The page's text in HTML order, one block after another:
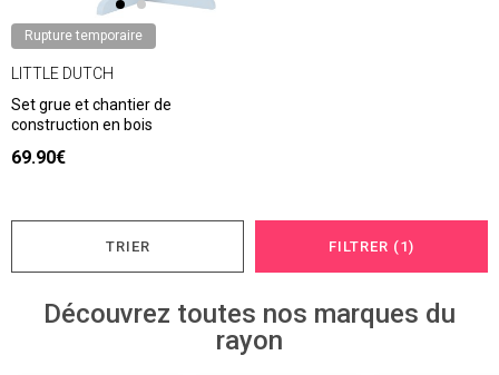
Rupture temporaire
LITTLE DUTCH
Set grue et chantier de
construction en bois
69.90€
TRIER FILTRER (1)
Découvrez toutes nos marques du
rayon